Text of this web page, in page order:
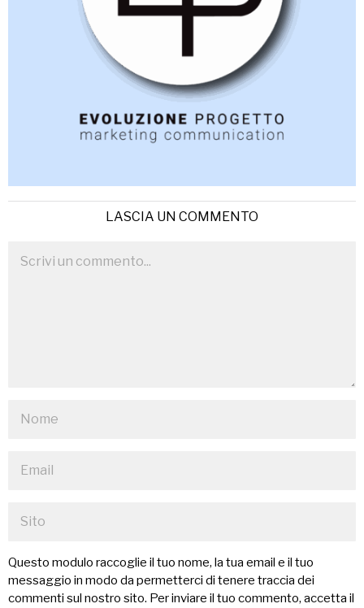
LASCIA UN COMMENTO
Questo modulo raccoglie il tuo nome, la tua email e il tuo
messaggio in modo da permetterci di tenere traccia dei
commenti sul nostro sito. Per inviare il tuo commento, accetta il